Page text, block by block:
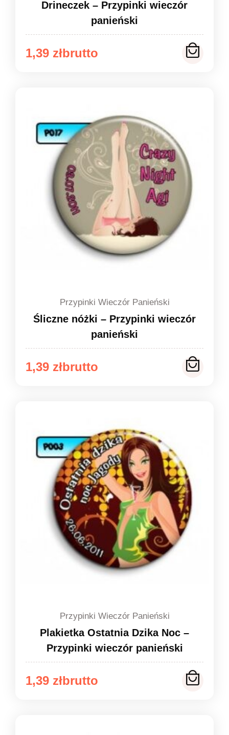
Drineczek – Przypinki wieczór
panieński
1,39 zł
Zakres
do
1,49 zł
Przypinki Wieczór Panieński
Śliczne nóżki – Przypinki wieczór
panieński
1,39 zł
Zakres
do
1,49 zł
Przypinki Wieczór Panieński
Plakietka Ostatnia Dzika Noc –
Przypinki wieczór panieński
1,39 zł
Zakres